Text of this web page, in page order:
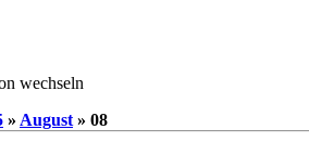
wechseln
» August » 08